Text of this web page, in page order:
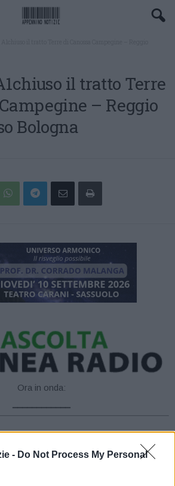
- Do Not Process My Personal
il tratto Terre
– Reggio
Bologna
Ora in onda: